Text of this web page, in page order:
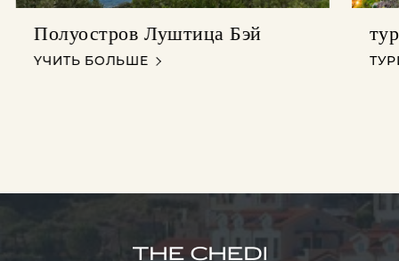
Полуостров Луштица Бэй
ПОЛУОСТРОВ ЛУШТИЦА БЭЙ
YЧИТЬ БОЛЬШЕ